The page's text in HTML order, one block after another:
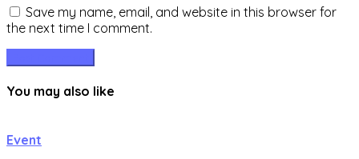
Save my name, email, and website in this browser for
the next time I comment.
You may also like
Event